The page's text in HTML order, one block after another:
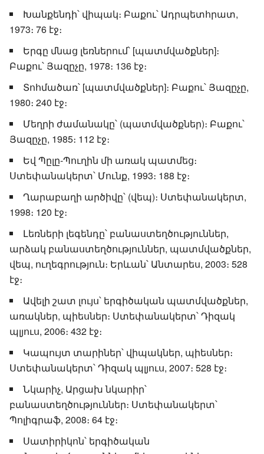
Խանքենդի՝ վիպակ։ Բաքու՝ Ադրպետհրատ,
1973։ 76 էջ։
Երգը մնաց լեռներում՝ [պատմվածքներ]։
Բաքու՝ Յազըչը, 1978։ 136 էջ։
Տոհմածառ՝ [պատմվածքներ]։ Բաքու՝ Յազըչը,
1980։ 240 էջ։
Մեղրի ժամանակը՝ (պատմվածքներ)։ Բաքու՝
Յազըչը, 1985։ 112 էջ։
Եվ Պըլը-Պուղին մի առակ պատմեց։
Ստեփանակերտ՝ Մունք, 1993։ 188 էջ։
Ղարաբաղի արծիվը՝ (վեպ)։ Ստեփանակերտ,
1998։ 120 էջ։
Լեռների լեգենդը՝ բանաստեղծություններ,
արձակ բանաստեղծություններ, պատմվածքներ,
վեպ, ուղեգրություն։ Երևան՝ Անտարես, 2003։ 528
էջ։
Ավելի շատ լույս՝ երգիծական պատմվածքներ,
առակներ, պիեսներ։ Ստեփանակերտ՝ Դիզակ
պլյուս, 2006։ 432 էջ։
Կապույտ տարիներ՝ վիպակներ, պիեսներ։
Ստեփանակերտ՝ Դիզակ պլյուս, 2007։ 528 էջ։
Նկարիչ, Արցախ նկարիր՝
բանաստեղծություններ։ Ստեփանակերտ՝
Պոլիգրաֆ, 2008։ 64 էջ։
Սատիրիկոն՝ երգիծական